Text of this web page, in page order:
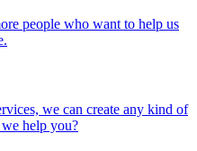
people who want to help us
we can create any kind of
help you?